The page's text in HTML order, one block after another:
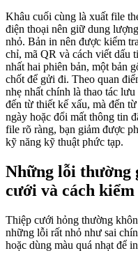
Khâu cuối cùng là xuất file
điện thoại nên giữ dung
nhỏ. Bản in nên được kiểm
chỉ, mã QR và cách viết dấu
nhất hai phiên bản, một bản
chốt để gửi đi. Theo quan
nhẹ nhất chính là thao tác
đến từ thiết kế xấu, mà đến
ngày hoặc đổi mất thông tin
file rõ ràng, bạn giảm được
kỹ năng kỹ thuật phức tạp.
Những lỗi thường
cưới và cách
Thiệp cưới hỏng thường
những lỗi rất nhỏ như sai
hoặc dùng màu quá nhạt để